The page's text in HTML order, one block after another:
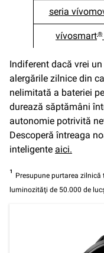
seria
vívosmart®
Indiferent dacă vrei
alergările zilnice din
nelimitată a bateriei
durează săptămâni
autonomie potrivită
Descoperă întreaga
inteligente aici.
¹ Presupune purtarea zilnică
luminozităţi de 50.000 de